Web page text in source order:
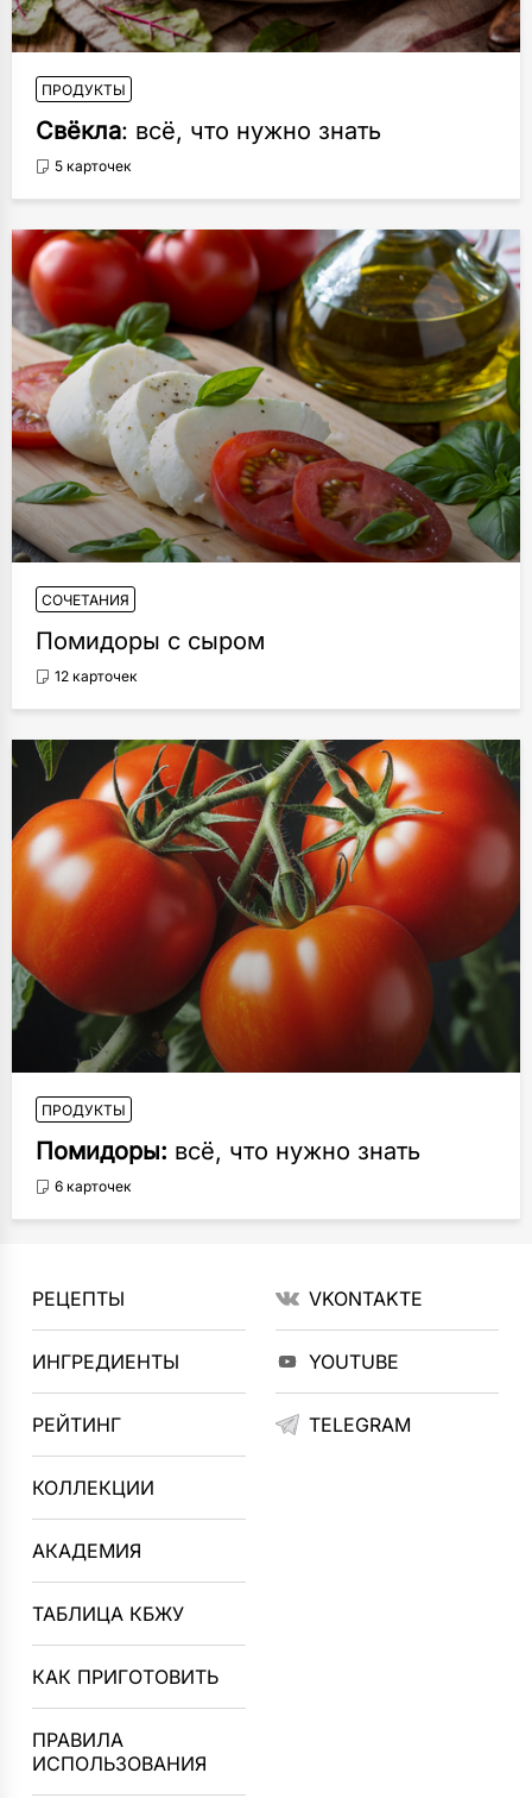
ПРОДУКТЫ
Свёкла: всё, что нужно знать
5 карточек
СОЧЕТАНИЯ
Помидоры с сыром
12 карточек
ПРОДУКТЫ
Помидоры: всё, что нужно знать
6 карточек
РЕЦЕПТЫ
ИНГРЕДИЕНТЫ
РЕЙТИНГ
КОЛЛЕКЦИИ
АКАДЕМИЯ
ТАБЛИЦА КБЖУ
КАК ПРИГОТОВИТЬ
ПРАВИЛА
ИСПОЛЬЗОВАНИЯ
VKONTAKTE
YOUTUBE
TELEGRAM